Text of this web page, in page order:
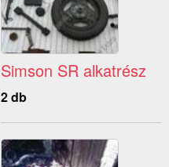
Simson SR alkatrész
2 db